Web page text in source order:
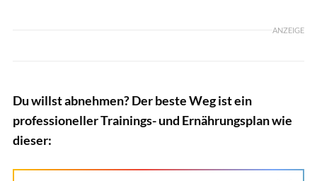
ANZEIGE
Du willst abnehmen? Der beste Weg ist ein
professioneller Trainings- und Ernährungsplan wie
dieser: